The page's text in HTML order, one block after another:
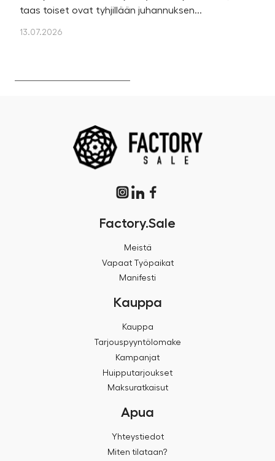
taas toiset ovat tyhjillään juhannuksen...
13.07.2026
Factory.Sale
Meistä
Vapaat Työpaikat
Manifesti
Kauppa
Kauppa
Tarjouspyyntölomake
Kampanjat
Huipputarjoukset
Maksuratkaisut
Apua
Yhteystiedot
Miten tilataan?